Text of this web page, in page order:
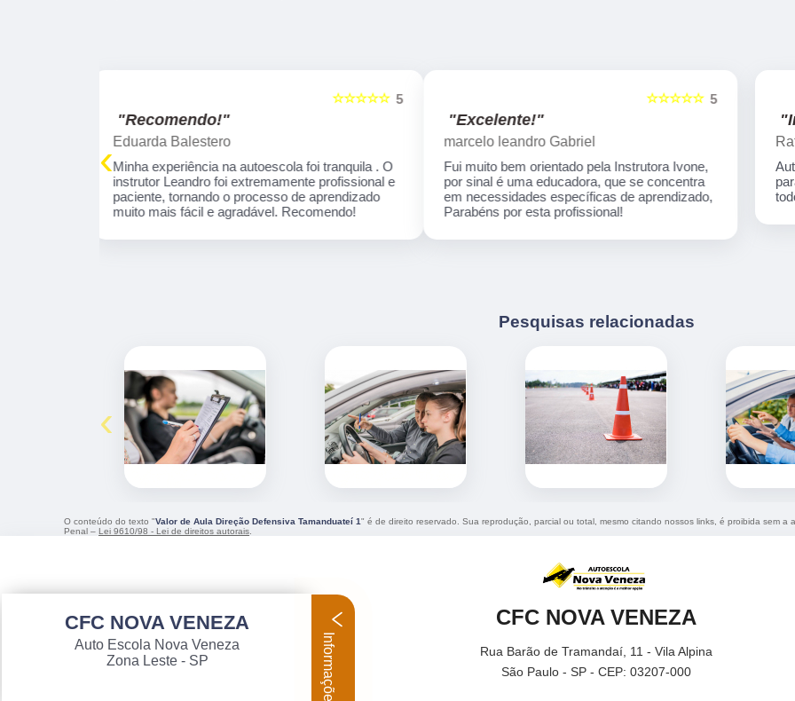
5
☆☆☆☆☆
"Excelente!"
marcelo leandro Gabriel
Fui muito bem orientado pela Instrutora Ivone,
por sinal é uma educadora, que se concentra
em necessidades específicas de aprendizado,
Parabéns por esta profissional!
☆☆☆☆☆
"Indico!!!"
Rafaela Silva
Auto escola nota 1000 em todos os processos
para habilitação! Desde o início até o final tive
todo suporte necessário...Super recomendo!
‹
Pesquisas relacionadas
‹
O conteúdo do texto "Valor de Aula Direção Defensiva Tamanduateí 1" é de direito reservado. Sua reprodução, parcial ou total, mesmo citando nossos links, é proibida sem
Penal – Lei 9610/98 - Lei de direitos autorais
CFC NOVA VENEZA
Rua Barão de Tramandaí, 11 - Vila Alpina
São Paulo - SP - CEP: 03207-000
CFC NOVA VENEZA
Auto Escola Nova Veneza
Zona Leste - SP
Informações